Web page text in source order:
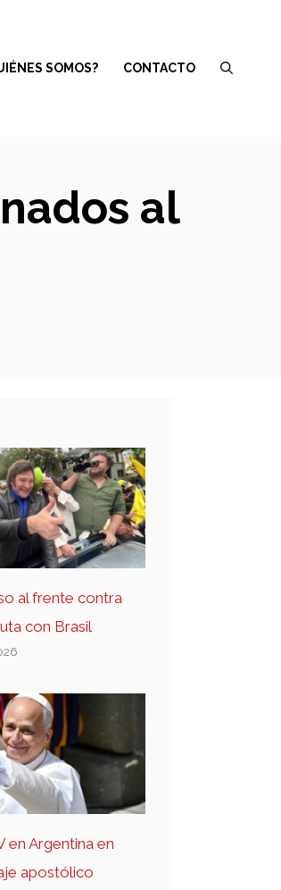
SOMOS? CONTACTO
al
al frente contra
con Brasil
en Argentina en
apostólico